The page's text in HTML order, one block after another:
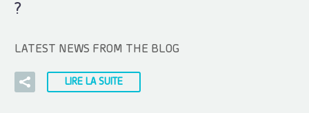
?
LATEST NEWS FROM THE BLOG
LIRE LA SUITE